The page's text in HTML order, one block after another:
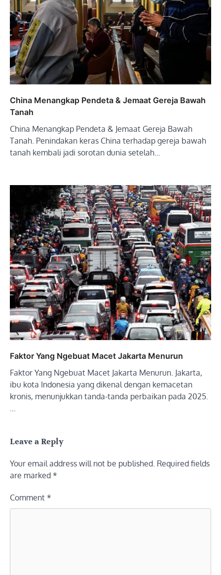
China Menangkap Pendeta & Jemaat Gereja Bawah
Tanah
China Menangkap Pendeta & Jemaat Gereja Bawah
Tanah. Penindakan keras China terhadap gereja bawah
tanah kembali jadi sorotan dunia setelah…
Faktor Yang Ngebuat Macet Jakarta Menurun
Faktor Yang Ngebuat Macet Jakarta Menurun. Jakarta,
ibu kota Indonesia yang dikenal dengan kemacetan
kronis, menunjukkan tanda-tanda perbaikan pada 2025.
…
Leave a Reply
Your email address will not be published. Required fields
are marked *
Comment *